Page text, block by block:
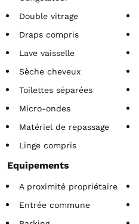
Double vitrage
Draps compris
Lave vaisselle
Sèche cheveux
Toilettes séparées
Micro-ondes
Matériel de repassage
Linge compris
Equipements
A proximité propriétaire
Entrée commune